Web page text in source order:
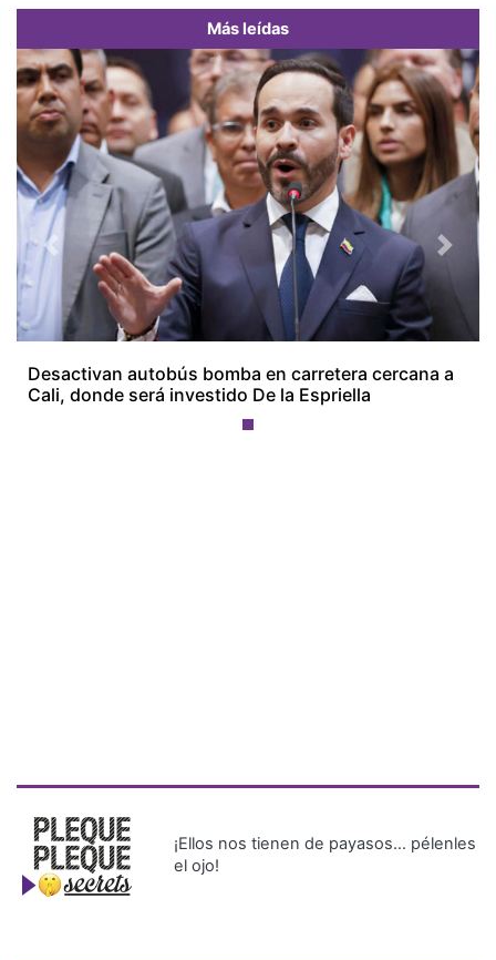
Más leídas
Desactivan autobús bomba en carretera cercana a
Cali, donde será investido De la Espriella
Previous Next
¡Ellos nos tienen de payasos… pélenles
el ojo!